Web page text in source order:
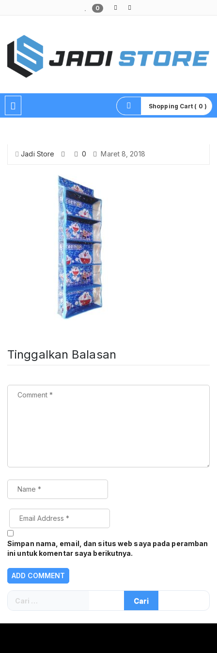
0
Shopping Cart ( 0 )
Jadi Store 0 Maret 8, 2018
Tinggalkan Balasan
Simpan nama, email, dan situs web saya pada peramban
ini untuk komentar saya berikutnya.
Cari
untuk: